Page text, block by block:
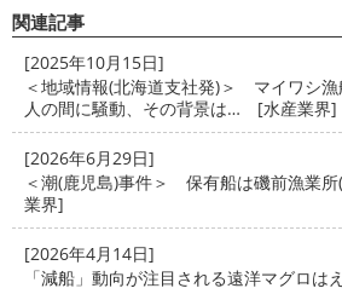
関連記事
[2025年10月15日]
＜地域情報(北海道支社発)＞ マイワシ
人の間に騒動、その背景は… [水産業界]
[2026年6月29日]
＜潮(鹿児島)事件＞ 保有船は磯前漁業
業界]
[2026年4月14日]
「減船」動向が注目される遠洋マグロ